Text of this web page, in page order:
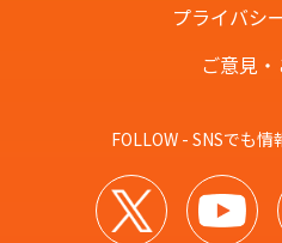
プライバシ
ご意見
FOLLOW - SNSでも